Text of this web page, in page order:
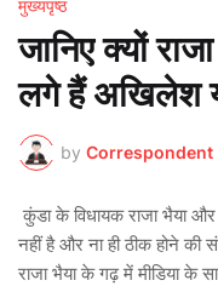
मुख्यपृष्ठ
जानिए क्यों
लगे हैं अखिलेश
by Correspondent
कुंडा के विधायक राजा भैया
नहीं है और ना ही ठीक होने की
राजा भैया के गढ़ में मीडिया के